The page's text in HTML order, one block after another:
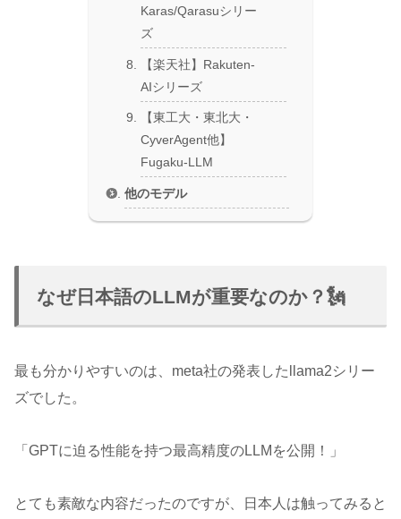
Karas/Qarasuシリー
ズ
【楽天社】Rakuten-
AIシリーズ
【東工大・東北大・
CyverAgent他】
Fugaku-LLM
他のモデル
なぜ日本語のLLMが重要なのか？🗽
最も分かりやすいのは、meta社の発表したllama2シリー
ズでした。
「GPTに迫る性能を持つ最高精度のLLMを公開！」
とても素敵な内容だったのですが、日本人は触ってみると